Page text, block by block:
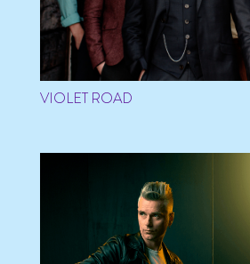
VIOLET ROAD